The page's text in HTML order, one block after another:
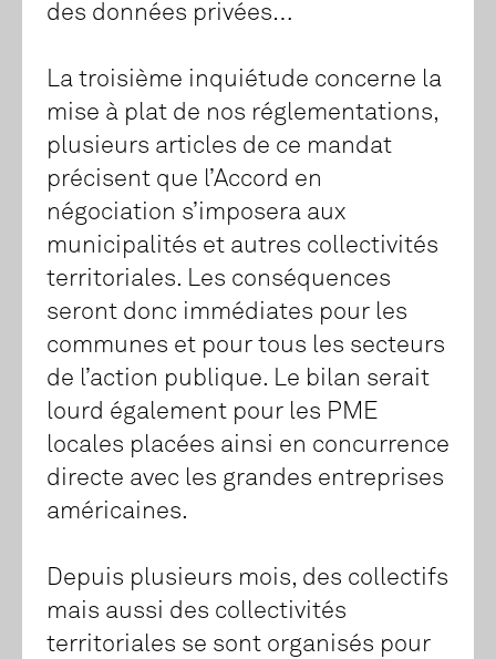
des données privées…
La troisième inquiétude concerne la
mise à plat de nos réglementations,
plusieurs articles de ce mandat
précisent que l’Accord en
négociation s’imposera aux
municipalités et autres collectivités
territoriales. Les conséquences
seront donc immédiates pour les
communes et pour tous les secteurs
de l’action publique. Le bilan serait
lourd également pour les PME
locales placées ainsi en concurrence
directe avec les grandes entreprises
américaines.
Depuis plusieurs mois, des collectifs
mais aussi des collectivités
territoriales se sont organisés pour